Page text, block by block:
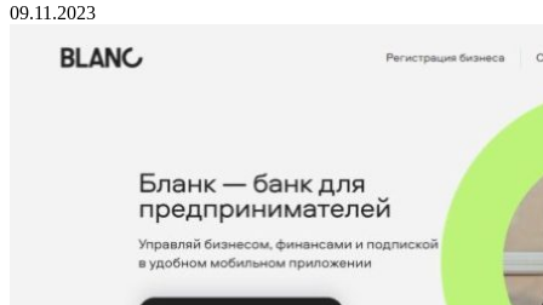
09.11.2023